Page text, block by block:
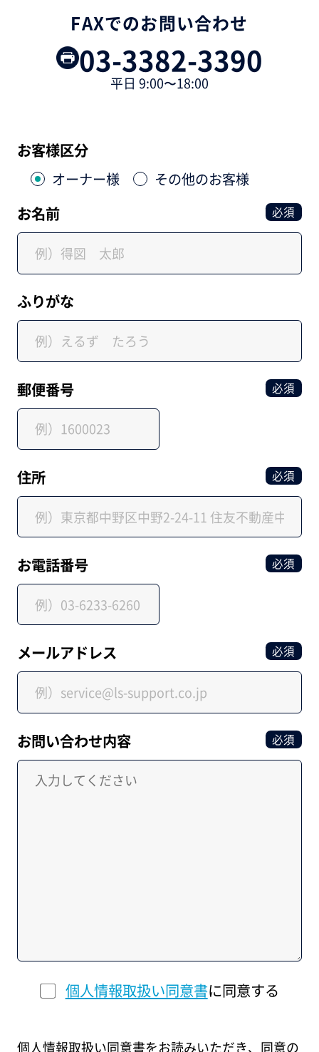
FAXでのお問い合わせ
03-3382-3390
平日 9:00〜18:00
お客様区分
オーナー様 その他のお客様
お名前 必須
ふりがな
郵便番号 必須
住所 必須
お電話番号 必須
メールアドレス 必須
お問い合わせ内容 必須
個人情報取扱い同意書に同意する
個人情報取扱い同意書をお読みいただき、同意の